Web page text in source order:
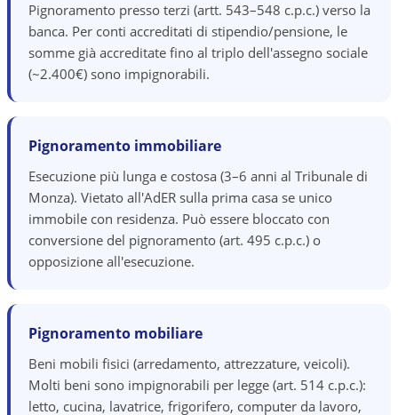
Pignoramento presso terzi (artt. 543–548 c.p.c.) verso la
banca. Per conti accreditati di stipendio/pensione, le
somme già accreditate fino al triplo dell'assegno sociale
(~2.400€) sono impignorabili.
Pignoramento immobiliare
Esecuzione più lunga e costosa (3–6 anni al Tribunale di
Monza). Vietato all'AdER sulla prima casa se unico
immobile con residenza. Può essere bloccato con
conversione del pignoramento (art. 495 c.p.c.) o
opposizione all'esecuzione.
Pignoramento mobiliare
Beni mobili fisici (arredamento, attrezzature, veicoli).
Molti beni sono impignorabili per legge (art. 514 c.p.c.):
letto, cucina, lavatrice, frigorifero, computer da lavoro,